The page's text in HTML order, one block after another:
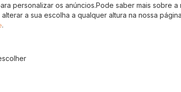
personalizar os anúncios.Pode saber mais sobre a
a sua escolha a qualquer altura na nossa
.